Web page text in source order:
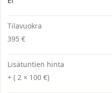
Tilavuokra
395 €
Lisätuntien hinta
+ ( 2 × 100 €)